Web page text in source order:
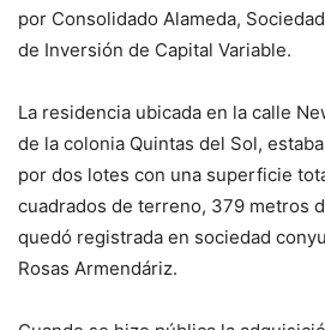
por Consolidado Alameda,
de Inversión de Capital Variable.
La residencia ubicada en la calle
de la colonia Quintas del Sol,
por dos lotes con una superficie
cuadrados de terreno, 379 metros
quedó registrada en sociedad
Rosas Armendáriz.